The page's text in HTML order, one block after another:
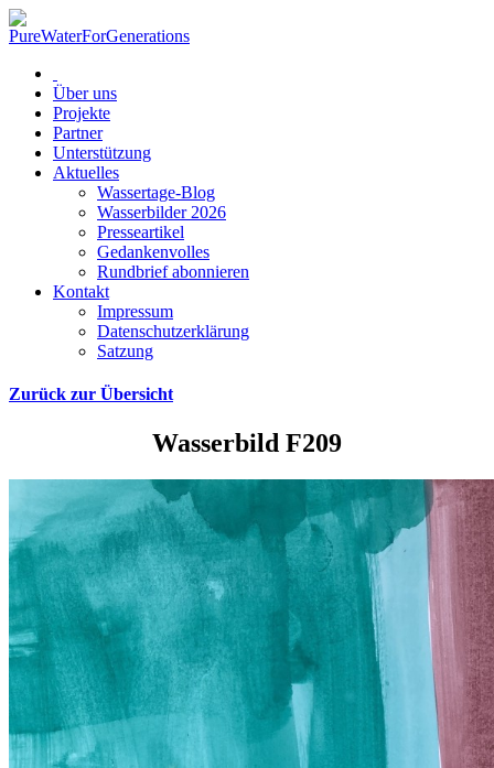
Über uns
Projekte
Partner
Unterstützung
Aktuelles
Wassertage-Blog
Wasserbilder 2026
Presseartikel
Gedankenvolles
Rundbrief abonnieren
Kontakt
Impressum
Datenschutzerklärung
Satzung
Zurück zur Übersicht
Wasserbild F209